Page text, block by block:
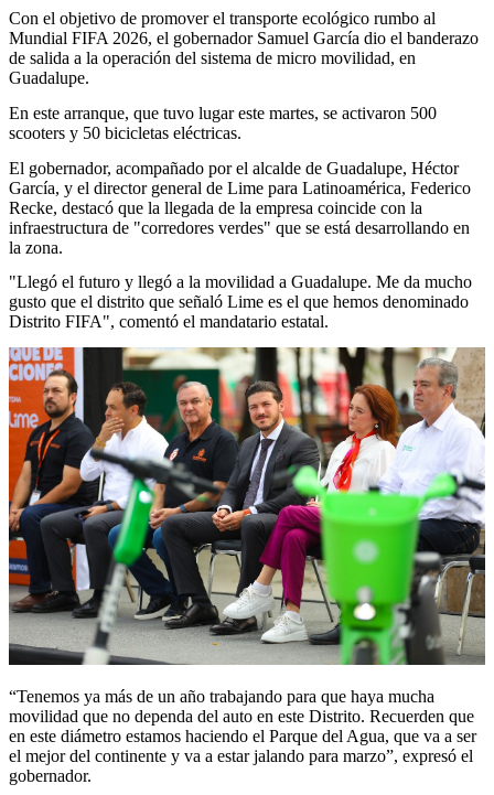
Con el objetivo de promover el transporte ecológico rumbo al
Mundial FIFA 2026, el gobernador Samuel García dio el banderazo
de salida a la operación del sistema de micro movilidad, en
Guadalupe.
En este arranque, que tuvo lugar este martes, se activaron 500
scooters y 50 bicicletas eléctricas.
El gobernador, acompañado por el alcalde de Guadalupe, Héctor
García, y el director general de Lime para Latinoamérica, Federico
Recke, destacó que la llegada de la empresa coincide con la
infraestructura de "corredores verdes" que se está desarrollando en
la zona.
"Llegó el futuro y llegó a la movilidad a Guadalupe. Me da mucho
gusto que el distrito que señaló Lime es el que hemos denominado
Distrito FIFA", comentó el mandatario estatal.
“Tenemos ya más de un año trabajando para que haya mucha
movilidad que no dependa del auto en este Distrito. Recuerden que
en este diámetro estamos haciendo el Parque del Agua, que va a ser
el mejor del continente y va a estar jalando para marzo”, expresó el
gobernador.